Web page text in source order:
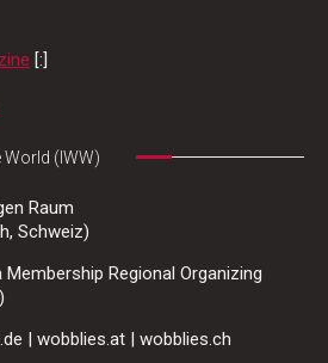
[:]
(IWW)
Raum
Schweiz)
Regional Organizing
| wobblies.at | wobblies.ch